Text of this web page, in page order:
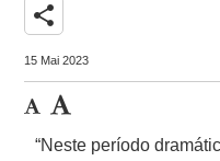
share
15 Mai 2023
“Neste período